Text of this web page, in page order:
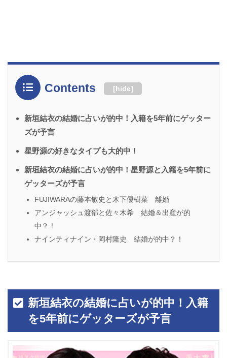
Contents [hide]
新垣結衣の結婚に占いが的中！入籍を5年前にゲッター
ズが予言
星野源の好きなタイプも大的中！
新垣結衣の結婚に占いが的中！星野源と入籍を5年前に
ゲッターズが予言
FUJIWARAの藤本敏史と木下優樹菜 離婚
アンジャッシュ渡部と佐々木希 結婚＆出産が的
中？！
ナインティナイン・岡村隆史 結婚が的中？！
新垣結衣の結婚に占いが的中！入籍
を5年前にゲッターズが予言